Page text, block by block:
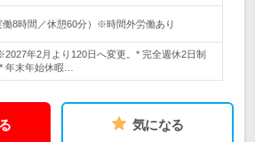
働8時間／休憩60分）※時間外労働あり
年2月より120日へ変更。* 完全週休2日制
年末年始休暇…
気になる